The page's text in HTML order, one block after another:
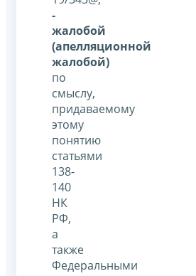
-
жалобой
(апелляционной
жалобой)
по
смыслу,
придаваемому
этому
понятию
статьями
138-
140
НК
РФ,
а
также
Федеральными